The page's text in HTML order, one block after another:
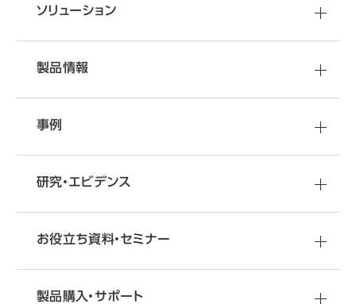
さまざまな情報をご提供しています
オフィス移転・改善のことなら
ソリューション
製品情報
事例
研究・エビデンス
お役立ち資料・セミナー
製品購入・サポート